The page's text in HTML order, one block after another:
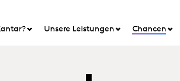
Unsere Leistungen Chancen